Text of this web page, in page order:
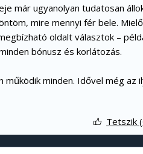
már ugyanolyan tudatosan
mire mennyi fér bele.
oldalt választok –
bónusz és korlátozás.
működik minden. Idővel még az
Tetszik